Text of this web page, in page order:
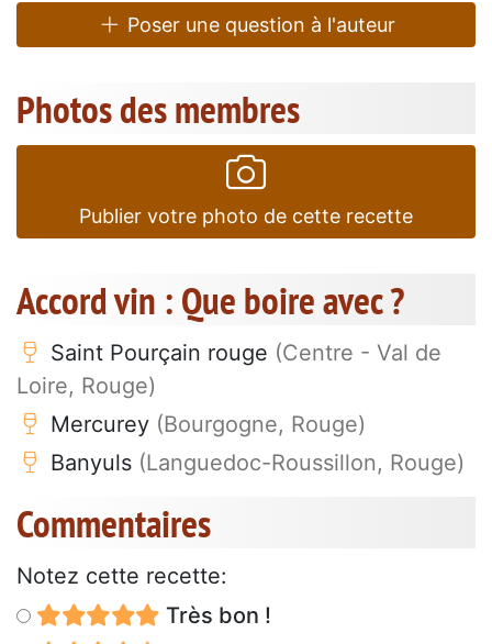
Poser une question à l'auteur
Photos des membres
Publier votre photo de cette recette
Accord vin : Que boire avec ?
Saint Pourçain rouge (Centre - Val de
Loire, Rouge)
Mercurey (Bourgogne, Rouge)
Banyuls (Languedoc-Roussillon, Rouge)
Commentaires
Notez cette recette:
Très bon !